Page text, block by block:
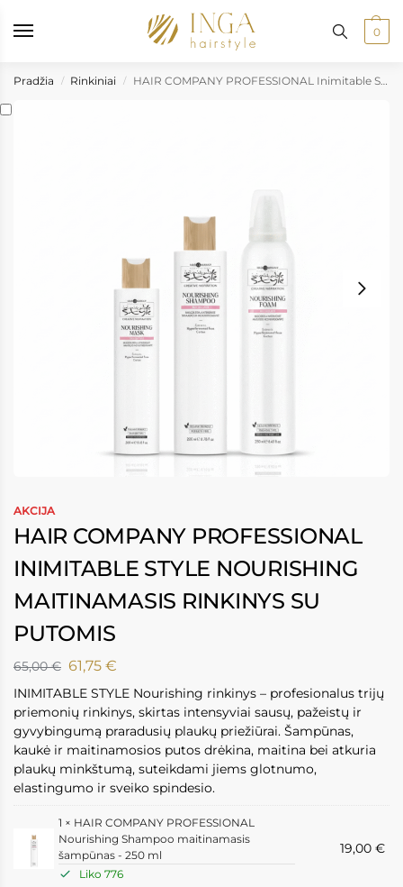
paštomatus nuo 50 €, kurjeriu į namus nuo 100 €
Prekių
0
Pradžia / Rinkiniai / HAIR COMPANY PROFESSIONAL Inimitable Style Nourishing maitinamasis rinkinys su putomis
AKCIJA
HAIR COMPANY PROFESSIONAL
INIMITABLE STYLE NOURISHING
MAITINAMASIS RINKINYS SU
PUTOMIS
65,00€ 61,75 €
INIMITABLE STYLE Nourishing rinkinys – profesionalus trijų
priemonių rinkinys, skirtas intensyviai sausų, pažeistų ir
gyvybingumą praradusių plaukų priežiūrai. Šampūnas,
kaukė ir maitinamosios putos drėkina, maitina bei atkuria
plaukų minkštumą, suteikdami jiems glotnumo,
elastingumo ir sveiko spindesio.
1 × HAIR COMPANY PROFESSIONAL
Nourishing Shampoo maitinamasis
šampūnas - 250 ml
Liko 776
19,00 €